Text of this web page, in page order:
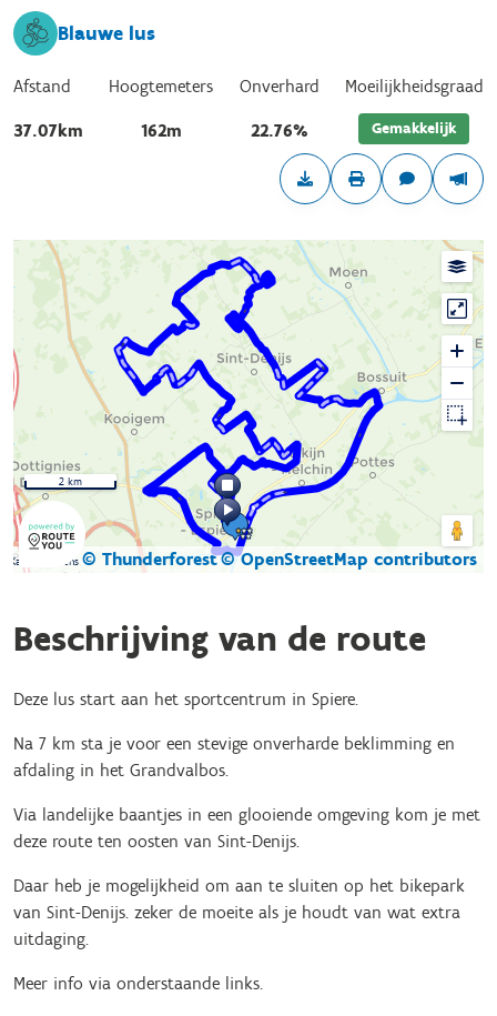
Blauwe lus
Afstand
37.07km
Hoogtemeters
162m
Onverhard
22.76%
Moeilijkheidsgraad
Gemakkelijk
Kaartgegevens © Thunderforest© OpenStreetMap contributors
2 km
Beschrijving van de route
Deze lus start aan het sportcentrum in Spiere.
Na 7 km sta je voor een stevige onverharde beklimming en
afdaling in het Grandvalbos.
Via landelijke baantjes in een glooiende omgeving kom je met
deze route ten oosten van Sint-Denijs.
Daar heb je mogelijkheid om aan te sluiten op het bikepark
van Sint-Denijs. zeker de moeite als je houdt van wat extra
uitdaging.
Meer info via onderstaande links.